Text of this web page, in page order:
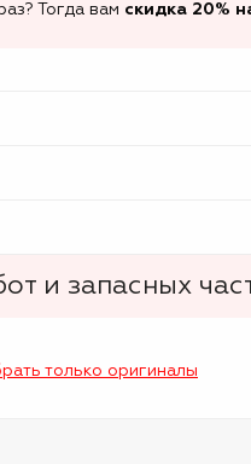
Тогда вам скидка 20%
и запасных
только оригиналы